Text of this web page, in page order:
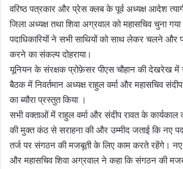
वरिष्ठ पत्रकार और प्रेस क्लब के पूर्व अध्यक्ष आदेश
जिला अध्यक्ष तथा शिवा अग्रवाल को महासचिव चुना गया
पदाधिकारियों ने सभी साथियों को साथ लेकर चलने और
करने का संकल्प दोहराया।
यूनियन के संरक्षक प्रोफ़ेसर पीएस चौहान की देखरेख
बैठक में निवर्तमान अध्यक्ष राहुल वर्मा और महासचिव
का ब्यौरा प्रस्तुत किया ।
सभी वक्ताओं में राहुल वर्मा और संदीप रावत के कार्यकाल
की मुक्त कंठ से सराहना की और उम्मीद जताई कि नए
तर्ज पर संगठन की मजबूती के लिए काम करते रहेंगे। नए
और महासचिव शिवा अग्रवाल ने कहा कि संगठन की